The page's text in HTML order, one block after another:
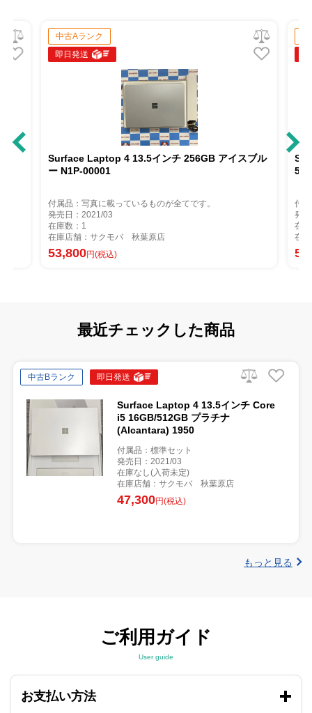
中古Aランク
即日発送
Surface Laptop 4 13.5インチ 256GB アイスブル
ー N1P-00001
付属品：写真に載っているものが全てです。
発売日：2021/03
在庫数：1
在庫店舗：サクモバ 秋葉原店
53,800円(税込)
Surface
付
発
在
在
最近チェックした商品
中古Bランク 即日発送
Surface Laptop 4 13.5インチ Core
i5 16GB/512GB プラチナ
(Alcantara) 1950
付属品：標準セット
発売日：2021/03
在庫なし(入荷未定)
在庫店舗：サクモバ 秋葉原店
47,300円(税込)
もっと見る
ご利用ガイド
User guide
お支払い方法